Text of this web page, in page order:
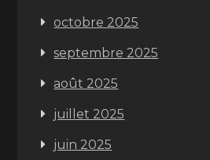
octobre 2025
septembre 2025
août 2025
juillet 2025
juin 2025